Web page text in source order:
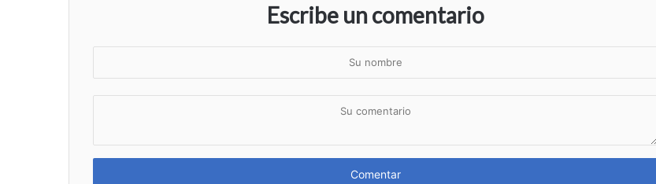
Escribe un comentario